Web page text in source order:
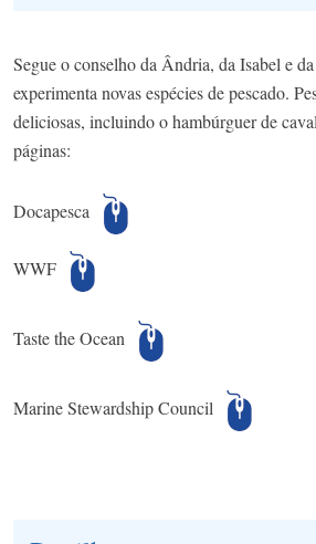
Segue o conselho da Ândria, da Isabel e
experimenta novas espécies de pescado.
deliciosas, incluindo o hambúrguer de
páginas:
Docapesca
WWF
Taste the Ocean
Marine Stewardship Council